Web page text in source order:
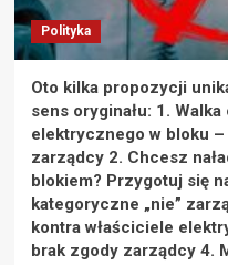
Polityka
Oto kilka propozycji
sens oryginału: 1. Walka
elektrycznego w bloku
zarządcy 2. Chcesz
blokiem? Przygotuj się
kategoryczne „nie”
kontra właściciele
brak zgody zarządcy 4.